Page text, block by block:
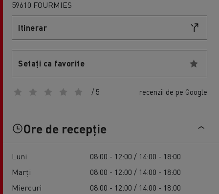
59610 FOURMIES
Itinerar
Setați ca favorite
/ 5 recenzii de pe Google
Ore de recepție
Luni
08:00 - 12:00 / 14:00 - 18:00
Marți
08:00 - 12:00 / 14:00 - 18:00
Miercuri
08:00 - 12:00 / 14:00 - 18:00